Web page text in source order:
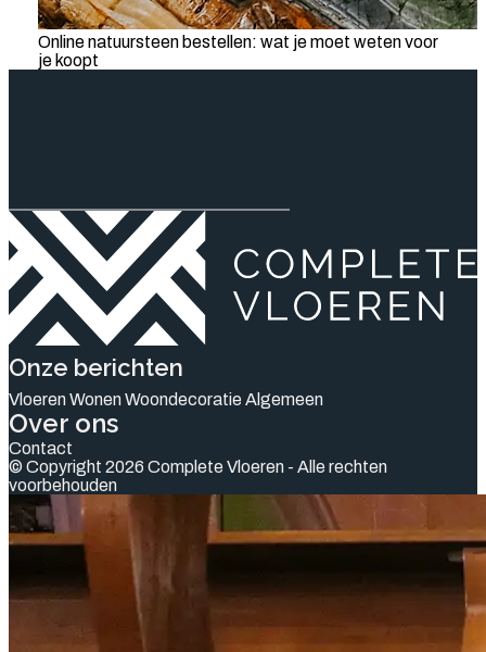
Online natuursteen bestellen: wat je moet weten voor
je koopt
Onze berichten
VloerenWonenWoondecoratieAlgemeen
Over ons
Contact
© Copyright 2026 Complete Vloeren - Alle rechten
voorbehouden